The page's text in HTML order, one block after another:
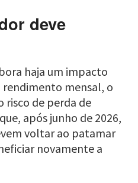
deve
haja um impacto
mensal, o
de perda de
após junho de 2026,
voltar ao patamar
novamente a